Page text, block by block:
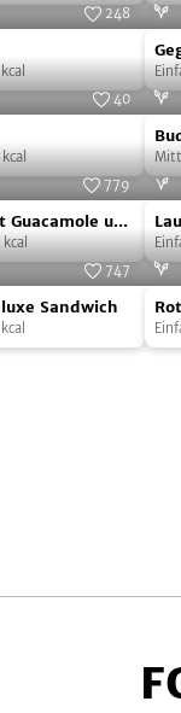
Salat
248
40
SevenCooks
779
und
SevenCooks
747
Sandwich
kcal